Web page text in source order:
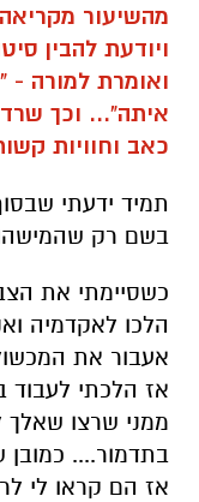
מהשיעור מקריאה
ויודעת להבין
ואומרת למורה -
איתה"... וכך
כאב וחוויות
תמיד ידעתי
בשם רק
כשסיימתי את
הלכו לאקדמיה
אעבור את
אז הלכתי לעבוד
ממני שרצו שאלך
בתדמור....
אז הם קראו לי